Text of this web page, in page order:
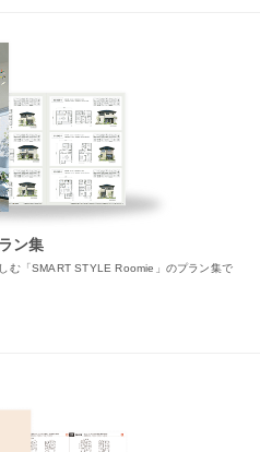
ン集
む「SMART STYLE Roomie」のプラン集で